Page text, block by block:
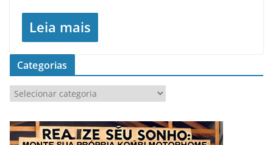
Leia mais
Categorias
a
e